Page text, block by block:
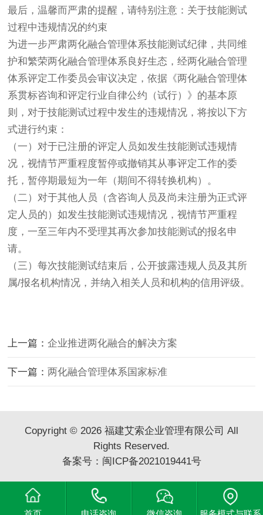
最后，温馨而严肃的提醒，请特别注意：关于技能测试
过程中违规情况的约束
为进一步严肃两化融合管理体系技能测试纪律，共同维
护和繁荣两化融合管理体系良好生态，经两化融合管理
体系评定工作委员会审议决定，依据《两化融合管理体
系贯标咨询和评定行业自律公约（试行）》的基本原
则，对于技能测试过程中发生的违规情况，将按以下方
式进行约束：
（一）对于已注册的评定人员如发生技能测试违规情
况，视情节严重程度暂停或撤销其从事评定工作的委
托，暂停期最短为一年（期间不得转换机构）。
（二）对于其他人员（含咨询人员及尚未注册为正式评
定人员的）如发生技能测试违规情况，视情节严重程
度，一至三年内不受理其再次参加技能测试的报名申
请。
（三）每次技能测试结束后，公开披露违规人员及其所
属/报名机构情况，并纳入相关人员和机构的信用评级。
上一篇：企业推进两化融合的解决方案
下一篇： 两化融合管理体系国家标准
Copyright © 2026 福建艾索企业管理有限公司 All
Rights Reserved.
备案号： 闽ICP备2021019441号